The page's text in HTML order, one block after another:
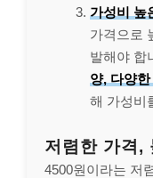
가성비 높
가격으로
발해야 합
양, 다양
해 가성비
저렴한 가격,
4500원이라는 저